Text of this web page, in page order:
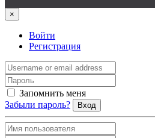
×
Войти
Регистрация
Запомнить меня
Забыли пароль?
Вход